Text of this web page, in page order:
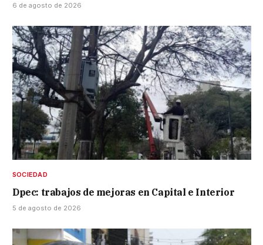
6 de agosto de 2026
SOCIEDAD
Dpec: trabajos de mejoras en Capital e Interior
5 de agosto de 2026